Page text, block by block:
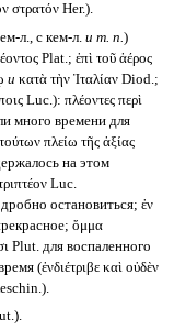
στρατόν Her.).
л., с кем-л. и т. п. )
Plat.; ἐπὶ τοῦ ἀέρος
и κατὰ τὴν Ἰταλίαν Diod.;
Luc.): πλέοντες περὶ
много времени для
πλείω τῆς ἀξίας
на этом
Luc.
остановиться; ἐν
ὄμμα
Plut. для воспаленного
(ἐνδιέτριβε καὶ οὐδὲν